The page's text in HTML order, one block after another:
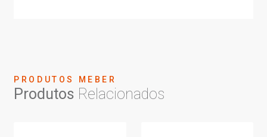
PRODUTOS MEBER
Produtos Relacionados